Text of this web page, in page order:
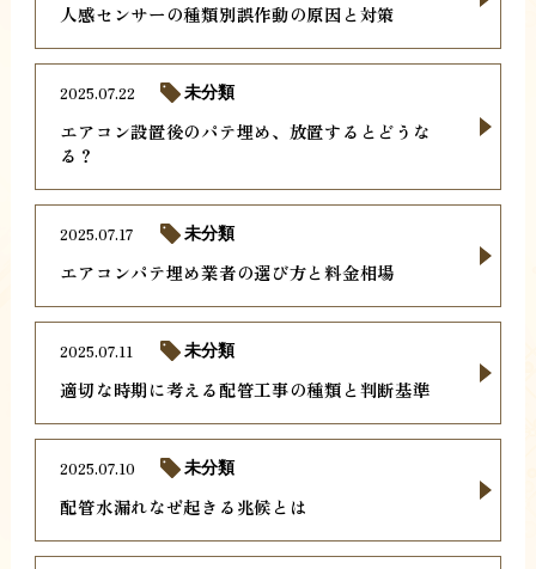
人感センサーの種類別誤作動の原因と対策
エアコン設置後のパテ埋め、放置するとどうな
る？
2025.07.22 未分類
エアコンパテ埋め業者の選び方と料金相場
2025.07.17 未分類
適切な時期に考える配管工事の種類と判断基準
2025.07.11 未分類
配管水漏れなぜ起きる兆候とは
2025.07.10 未分類